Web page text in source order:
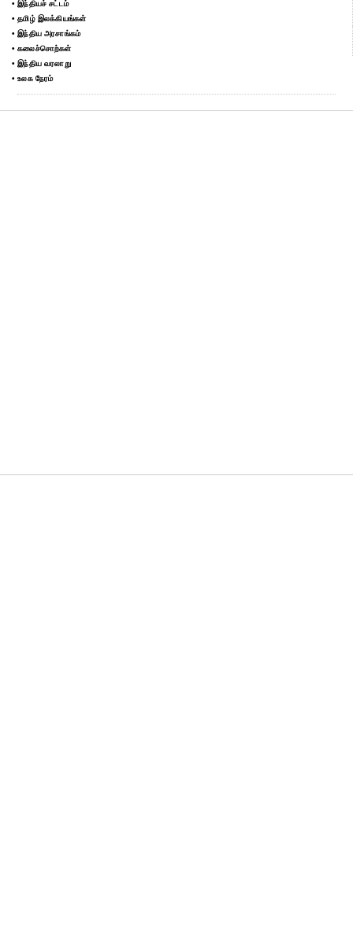
• இந்தியச் சட்டம்
• தமிழ் இலக்கியங்கள்
• இந்திய அரசாங்கம்
• கலைச்சொற்கள்
• இந்திய வரலாறு
• உலக நேரம்